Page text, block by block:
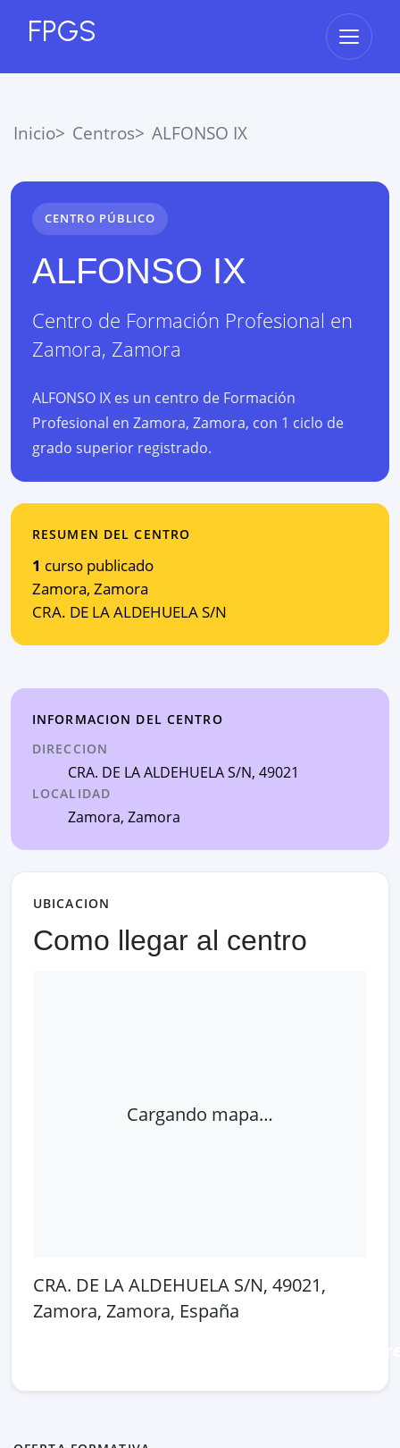
FPGS Abrir
Inicio Centros ALFONSO IX
CENTRO PÚBLICO
ALFONSO IX
Centro de Formación Profesional en
Zamora, Zamora
ALFONSO IX es un centro de Formación
Profesional en Zamora, Zamora, con 1 ciclo de
grado superior registrado.
RESUMEN DEL CENTRO
1 curso publicado
Zamora, Zamora
CRA. DE LA ALDEHUELA S/N
INFORMACION DEL CENTRO
DIRECCION
CRA. DE LA ALDEHUELA S/N, 49021
LOCALIDAD
Zamora, Zamora
UBICACION
Como llegar al centro
Cargando mapa…
CRA. DE LA ALDEHUELA S/N, 49021,
Zamora, Zamora, España